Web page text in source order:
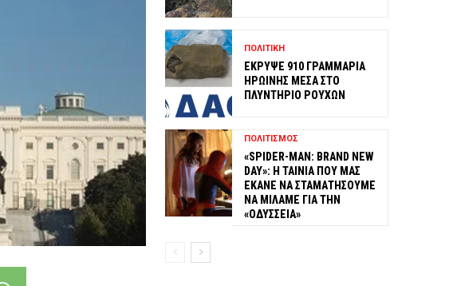
ΠΟΛΙΤΙΚΗ
ΕΚΡΥΨΕ 910 ΓΡΑΜΜΑΡΙΑ
ΗΡΩΙΝΗΣ ΜΕΣΑ ΣΤΟ
ΠΛΥΝΤΗΡΙΟ ΡΟΥΧΩΝ
ΠΟΛΙΤΙΣΜΟΣ
«SPIDER-MAN: BRAND NEW
DAY»: Η ΤΑΙΝΙΑ ΠΟΥ ΜΑΣ
ΕΚΑΝΕ ΝΑ ΣΤΑΜΑΤΗΣΟΥΜΕ
ΝΑ ΜΙΛΑΜΕ ΓΙΑ ΤΗΝ
«ΟΔΥΣΣΕΙΑ»